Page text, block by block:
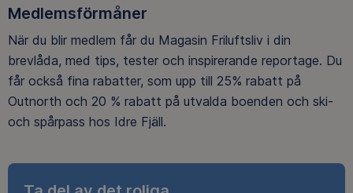
Medlemsförmåner
När du blir medlem får du Magasin Friluftsliv i din
brevlåda, med tips, tester och inspirerande reportage. Du
får också fina rabatter, som upp till 25% rabatt på
Outnorth och 20 % rabatt på utvalda boenden och ski-
och spårpass hos Idre Fjäll.